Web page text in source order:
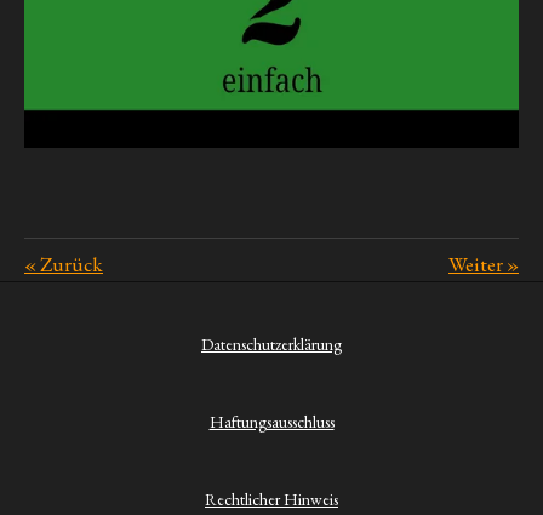
«Zurück Weiter»
Datenschutzerklärung
Haftungsausschluss
Rechtlicher Hinweis